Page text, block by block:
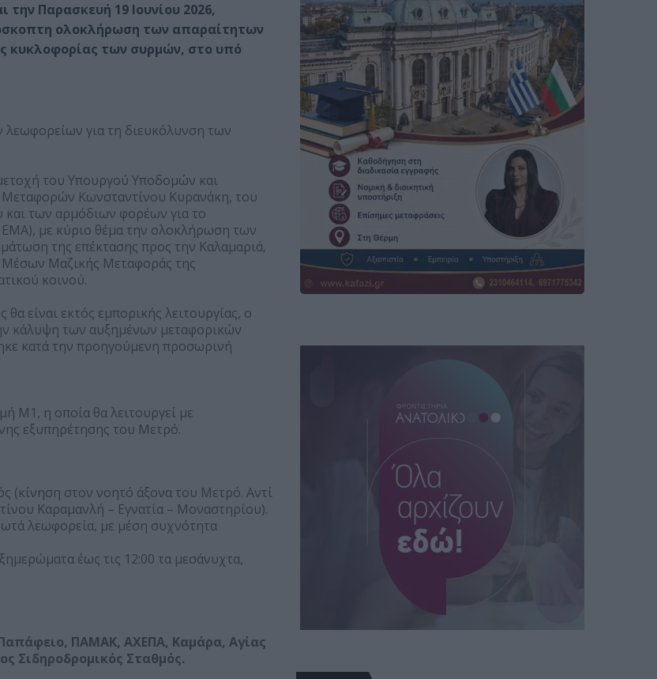
Παρασκευή 19 Ιουνίου 2026,
ολοκλήρωση των απαραίτητων
κυκλοφορίας των συρμών, στο υπό
λεωφορείων για τη διευκόλυνση των
του Υπουργού Υποδομών και
Κωνσταντίνου Κυρανάκη, του
των αρμόδιων φορέων για το
με κύριο θέμα την ολοκλήρωση των
της επέκτασης προς την Καλαμαριά,
Μαζικής Μεταφοράς της
κοινού.
είναι εκτός εμπορικής λειτουργίας, ο
κάλυψη των αυξημένων μεταφορικών
κατά την προηγούμενη προσωρινή
Μ1, η οποία θα λειτουργεί με
εξυπηρέτησης του Μετρό.
(κίνηση στον νοητό άξονα του Μετρό. Αντί
Καραμανλή – Εγνατία – Μοναστηρίου).
λεωφορεία, με μέση συχνότητα
έως τις 12:00 τα μεσάνυχτα,
ΠΑΜΑΚ, ΑΧΕΠΑ, Καμάρα, Αγίας
Σιδηροδρομικός Σταθμός.